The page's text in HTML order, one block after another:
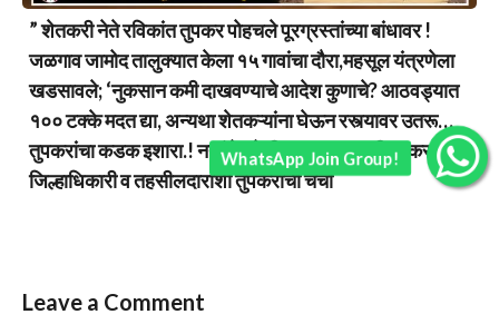
” शेतकरी नेते रविकांत तुपकर पोहचले पूरग्रस्तांच्या बांधावर !
जळगाव जामोद तालुक्यात केला १५ गावांचा दौरा,महसूल यंत्रणेला
खडसावले; ‘नुकसान कमी दाखवण्याचे आदेश कुणाचे? आठवड्यात
१०० टक्के मदत द्या, अन्यथा शेतकऱ्यांना घेऊन रस्त्यावर उतरू…
तुपकरांचा कडक इशारा.! नद्यांचे खोलीकरण युद्धपातळीवर करा,
जिल्हाधिकारी व तहसीलदारांशी तुपकरांची चर्चा
Leave a Comment
WhatsApp Join Group!